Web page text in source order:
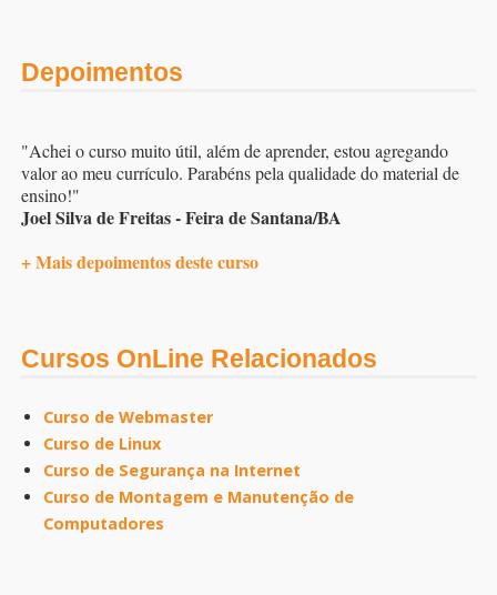
Depoimentos
"Achei o curso muito útil, além de aprender, estou agregando
valor ao meu currículo. Parabéns pela qualidade do material de
ensino!"
Joel Silva de Freitas - Feira de Santana/BA
+ Mais depoimentos deste curso
Cursos OnLine Relacionados
Curso de Webmaster
Curso de Linux
Curso de Segurança na Internet
Curso de Montagem e Manutenção de
Computadores